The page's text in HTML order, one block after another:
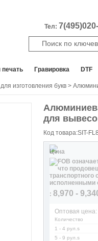
Тел:
печать Гравировка DTF
изготовления букв >
для
Код товара:SIT-
Цена
: 8,970 -
Оптовая цена:
Количество
1 - 4 рул.s
5 - 9 рул.s